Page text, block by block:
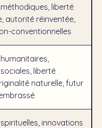
liberté
autorité réinventée,
conventionnelles
liberté
naturelle, futur
innovations